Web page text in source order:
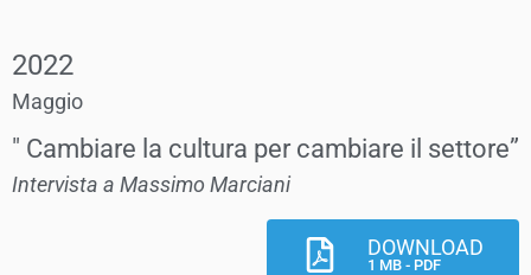
2022
Maggio
" Cambiare la cultura per cambiare il settore”
Intervista a Massimo Marciani
DOWNLOAD
1 MB - PDF